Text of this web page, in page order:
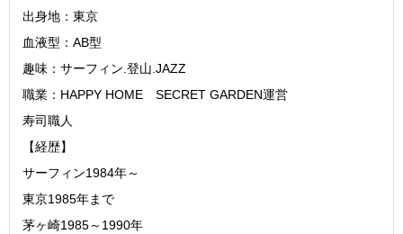
出身地：東京
血液型：AB型
趣味：サーフィン.登山.JAZZ
職業：HAPPY HOME SECRET GARDEN運営
寿司職人
【経歴】
サーフィン1984年～
東京1985年まで
茅ヶ崎1985～1990年